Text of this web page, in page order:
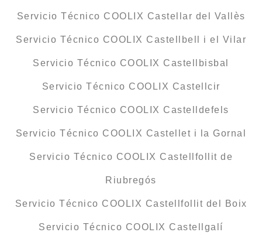
Servicio Técnico COOLIX Castellar del Vallès
Servicio Técnico COOLIX Castellbell i el Vilar
Servicio Técnico COOLIX Castellbisbal
Servicio Técnico COOLIX Castellcir
Servicio Técnico COOLIX Castelldefels
Servicio Técnico COOLIX Castellet i la Gornal
Servicio Técnico COOLIX Castellfollit de
Riubregós
Servicio Técnico COOLIX Castellfollit del Boix
Servicio Técnico COOLIX Castellgalí